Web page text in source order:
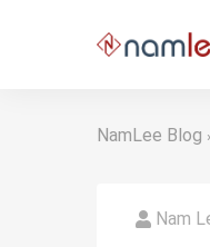
NamLee Blog
Nam